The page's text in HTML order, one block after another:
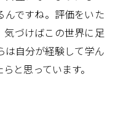
んですね。評価をいた
気づけばこの世界に足
は自分が経験して学ん
と思っています。